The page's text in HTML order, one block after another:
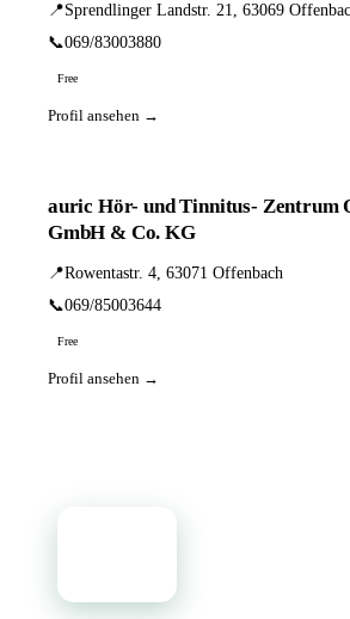
📍Sprendlinger Landstr. 21, 63069
📞069/83003880
Free
Profil ansehen →
auric Hör- und Tinnitus- Zentrum
GmbH & Co. KG
📍Rowentastr. 4, 63071 Offenbach
📞069/85003644
Free
Profil ansehen →